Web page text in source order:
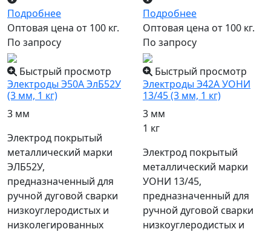
Подробнее
Оптовая цена от 100 кг.
По запросу
Подробнее
Оптовая цена от 100 кг.
По запросу
Быстрый просмотр
Электроды Э50А ЭлБ52У
(3 мм, 1 кг)
3 мм
Электрод покрытый
металлический марки
ЭЛБ52У,
предназначенный для
ручной дуговой сварки
низкоуглеродистых и
низколегированных
Быстрый просмотр
Электроды Э42А УОНИ
13/45 (3 мм, 1 кг)
3 мм
1 кг
Электрод покрытый
металлический марки
УОНИ 13/45,
предназначенный для
ручной дуговой сварки
низкоуглеродистых и